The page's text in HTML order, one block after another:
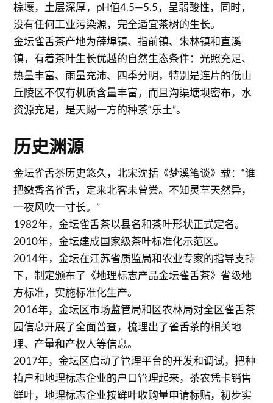
棕壤，土层深厚，pH值4.5—5.5，呈弱酸性，同时，
没有任何工业污染源，完全适宜茶树的生长。
金坛雀舌茶产地为薛埠镇、指前镇、朱林镇和直溪
镇，有着茶叶生长优越的自然生态条件：光照充足、
热量丰富、雨量充沛、四季分明，特别是连片的低山
丘陵区不仅有机质含量丰富，而且沟渠塘坝密布，水
资源充足，是天赐一方的种茶“乐土”。
历史渊源
金坛雀舌茶历史悠久，北宋沈括《梦溪笔谈》载：“谁
把嫩香名雀舌，定来北客未曾尝。不知灵草天然异，
一夜风吹一寸长。”
1982年，金坛雀舌茶以县名和茶叶形状正式定名。
2010年，金坛建成国家级茶叶标准化示范区。
2014年，金坛在江苏省质监局和农业专家的指导支持
下，制定颁布了《地理标志产品金坛雀舌茶》省级地
方标准，实施标准化生产。
2016年，金坛区市场监管局和区农林局对全区雀舌茶
园信息开展了全面普查，梳理出了雀舌茶的相关地
理、产量和产权人等信息。
2017年，金坛区启动了管理平台的开发和调试，把种
植户和地理标志企业的户口管理起来，茶农凭卡销售
鲜叶，地理标志企业按鲜叶收购量申请标贴，初步实